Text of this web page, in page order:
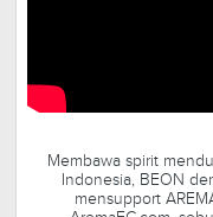
Membawa spirit
Indonesia, BEON
mensupport